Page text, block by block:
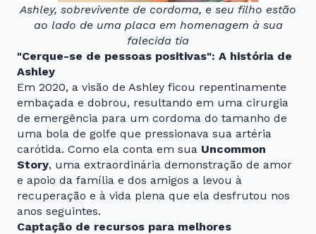
Ashley, sobrevivente de cordoma, e seu filho estão
ao lado de uma placa em homenagem à sua
falecida tia
"Cerque-se de pessoas positivas": A história de
Ashley
Em 2020, a visão de Ashley ficou repentinamente
embaçada e dobrou, resultando em uma cirurgia
de emergência para um cordoma do tamanho de
uma bola de golfe que pressionava sua artéria
carótida. Como ela conta em sua Uncommon
Story, uma extraordinária demonstração de amor
e apoio da família e dos amigos a levou à
recuperação e à vida plena que ela desfrutou nos
anos seguintes.
Captação de recursos para melhores